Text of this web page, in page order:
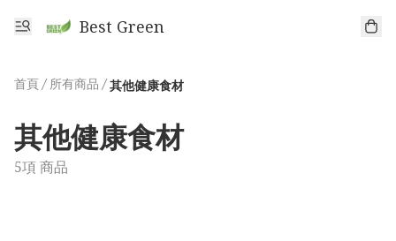
Best Green
首頁 / 所有商品 / 其他健康食材
其他健康食材
5項 商品